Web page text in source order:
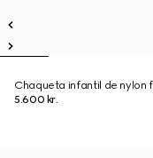
Chaqueta infantil de nylon
5.600 kr.